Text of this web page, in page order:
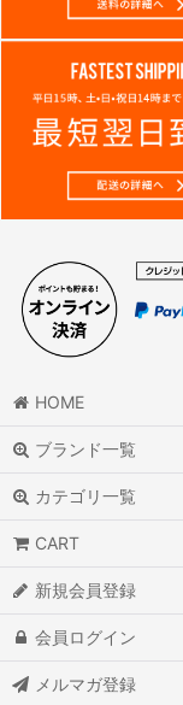
HOME
ブランド一覧
カテゴリ一覧
CART
新規会員登録
会員ログイン
メルマガ登録